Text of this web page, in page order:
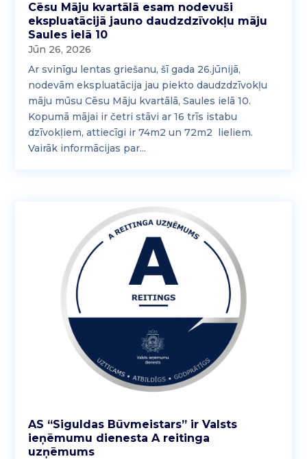
Cēsu Māju kvartālā esam nodevuši
ekspluatācijā jauno daudzdzīvokļu māju
Saules ielā 10
Jūn 26, 2026
Ar svinīgu lentas griešanu, šī gada 26.jūnijā,
nodevām ekspluatācija jau piekto daudzdzīvokļu
māju mūsu Cēsu Māju kvartālā, Saules ielā 10.
Kopumā mājai ir četri stāvi ar 16 trīs istabu
dzīvokļiem, attiecīgi ir 74m2 un 72m2 lieliem.
Vairāk informācijas par...
AS “Siguldas Būvmeistars” ir Valsts
ieņēmumu dienesta A reitinga
uzņēmums